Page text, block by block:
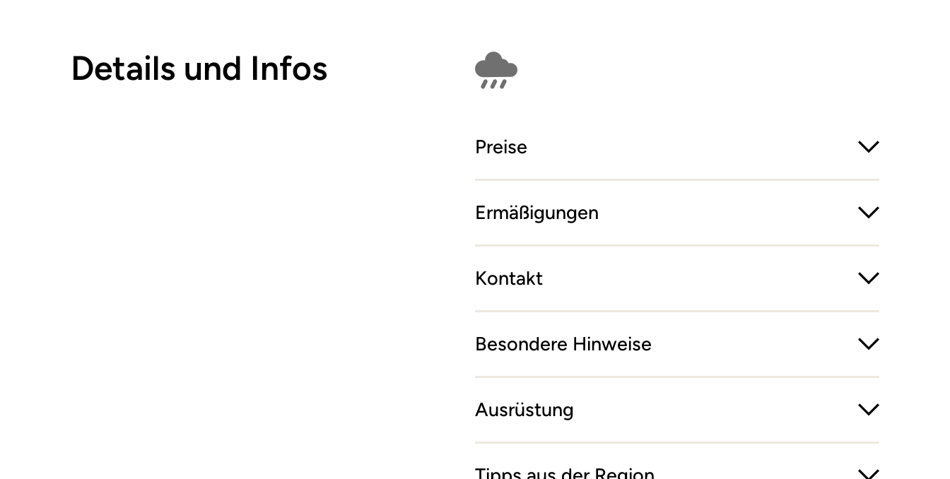
Details und Infos
Preise
Ermäßigungen
Kontakt
Besondere Hinweise
Ausrüstung